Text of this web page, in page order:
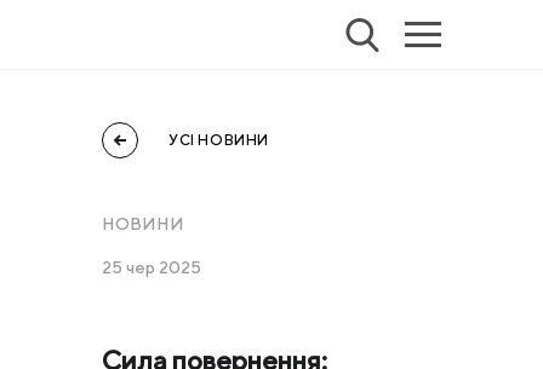
УСІ НОВИНИ
НОВИНИ
25 чер 2025
Сила повернення: